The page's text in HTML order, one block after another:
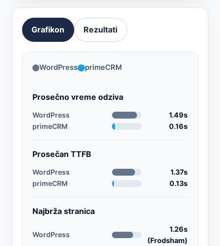
Grafikon Rezultati
WordPress primeCRM
Prosečno vreme odziva
WordPress
1.49s
primeCRM
0.16s
Prosečan TTFB
WordPress
1.37s
primeCRM
0.13s
Najbrža stranica
WordPress
1.26s
(Frodsham)